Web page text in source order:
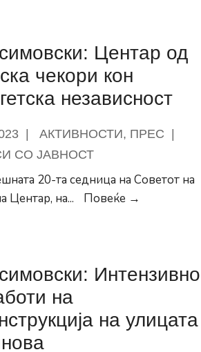
223
непрописно
возила
територија
Општина
Центар
Центар од
чекори кон
независност
АКТИВНОСТИ, ПРЕС
СО ЈАВНОСТ
20-та седница на Советот на
Центар, на... Повеќе →
чекори
независност
Интензивно
на
на улицата